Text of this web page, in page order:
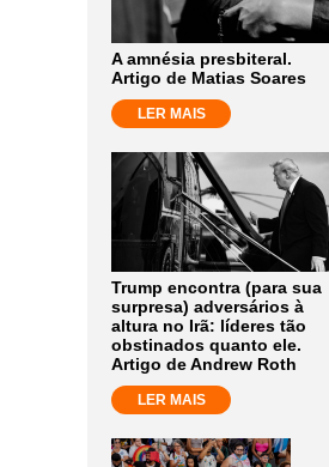
A amnésia presbiteral.
Artigo de Matias Soares
LER MAIS
Trump encontra (para sua
surpresa) adversários à
altura no Irã: líderes tão
obstinados quanto ele.
Artigo de Andrew Roth
LER MAIS